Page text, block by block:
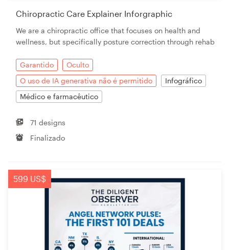
Chiropractic Care Explainer Inforgraphic
We are a chiropractic office that focuses on health and
wellness, but specifically posture correction through rehab
Garantido
Oculto
O uso de IA generativa não é permitido
Infográfico
Médico e farmacêutico
71 designs
Finalizado
599 US$